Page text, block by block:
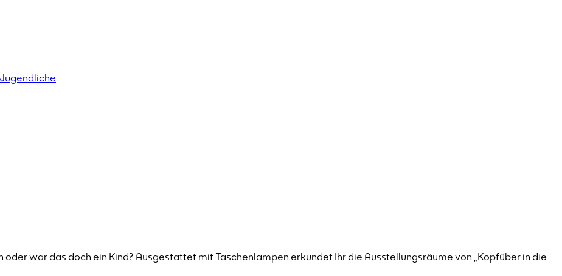
Jugendliche
oder war das doch ein Kind? Ausgestattet mit Taschenlampen erkundet Ihr die Ausstellungsräume von „Kopfüber in die